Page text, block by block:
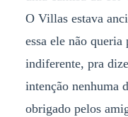
O Villas estava
essa ele não
indiferente, pra
intenção nenhuma
obrigado pelos